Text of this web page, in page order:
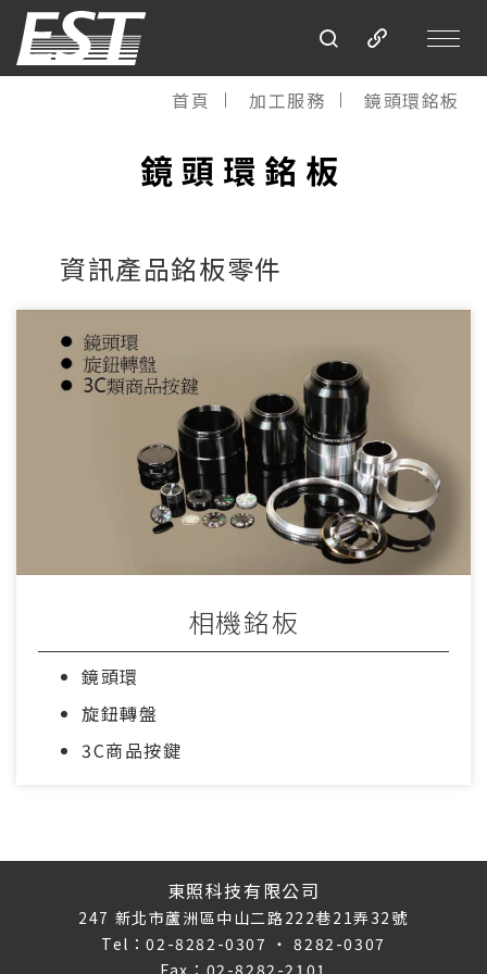
首頁 加工服務 鏡頭環銘板
鏡頭環銘板
資訊產品銘板零件
相機銘板
鏡頭環
旋鈕轉盤
3C商品按鍵
東照科技有限公司
247 新北市蘆洲區中山二路222巷21弄32號
Tel：02-8282-0307 ‧ 8282-0307
Fax：02-8282-2101